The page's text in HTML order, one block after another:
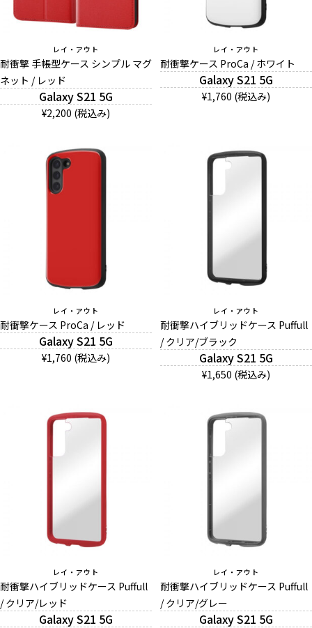
レイ・アウト
耐衝撃 手帳型ケース シンプル マグ
ネット / レッド
Galaxy S21 5G
¥2,200 (税込み)
レイ・アウト
耐衝撃ケース ProCa / ホワイト
Galaxy S21 5G
¥1,760 (税込み)
レイ・アウト
耐衝撃ケース ProCa / レッド
Galaxy S21 5G
¥1,760 (税込み)
レイ・アウト
耐衝撃ハイブリッドケース Puffull
/ クリア/ブラック
Galaxy S21 5G
¥1,650 (税込み)
レイ・アウト
耐衝撃ハイブリッドケース Puffull
/ クリア/レッド
Galaxy S21 5G
レイ・アウト
耐衝撃ハイブリッドケース Puffull
/ クリア/グレー
Galaxy S21 5G